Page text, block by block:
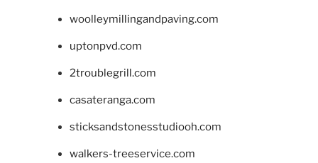
woolleymillingandpaving.com
uptonpvd.com
2troublegrill.com
casateranga.com
sticksandstonesstudiooh.com
walkers-treeservice.com